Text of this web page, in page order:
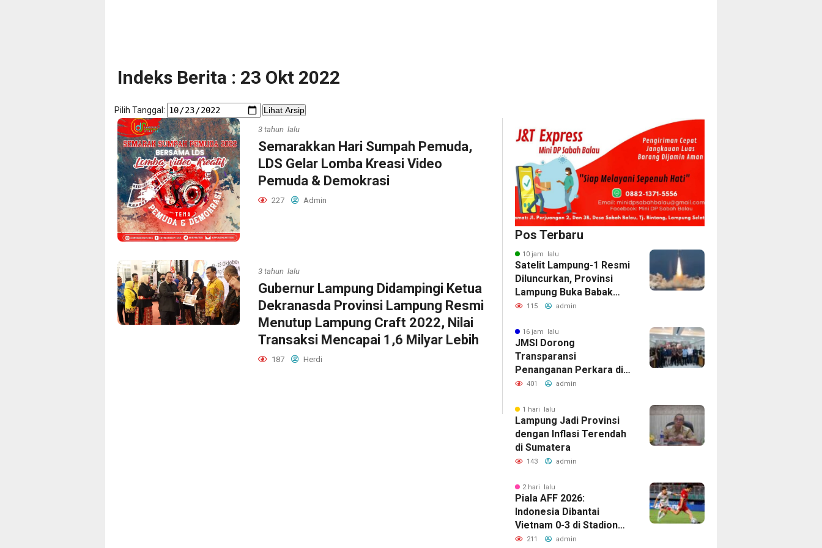
Indeks Berita : 23 Okt 2022
Pilih Tanggal: Lihat Arsip
3 tahun lalu
Semarakkan Hari Sumpah Pemuda,
LDS Gelar Lomba Kreasi Video
Pemuda & Demokrasi
227 Admin
3 tahun lalu
Gubernur Lampung Didampingi Ketua
Dekranasda Provinsi Lampung Resmi
Menutup Lampung Craft 2022, Nilai
Transaksi Mencapai 1,6 Milyar Lebih
187 Herdi
Pos Terbaru
10 jam lalu
Satelit Lampung-1 Resmi
Diluncurkan, Provinsi
Lampung Buka Babak
Baru
115 admin
16 jam lalu
JMSI Dorong
Transparansi
Penanganan Perkara di
Kejati Lampung
401 admin
1 hari lalu
Lampung Jadi Provinsi
dengan Inflasi Terendah
di Sumatera
143 admin
2 hari lalu
Piala AFF 2026:
Indonesia Dibantai
Vietnam 0-3 di Stadion
Pakansari
211 admin